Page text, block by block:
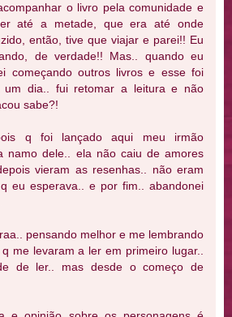
o livro pela comunidade e
até a metade, que era até onde
então, tive que viajar e parei!! Eu
de verdade!! Mas.. quando eu
começando outros livros e esse foi
um dia.. fui retomar a leitura e não
sabe?!
q foi lançado aqui meu irmão
namo dele.. ela não caiu de amores
vieram as resenhas.. não eram
eu esperava.. e por fim.. abandonei
pensando melhor e me lembrando
me levaram a ler em primeiro lugar..
de ler.. mas desde o começo de